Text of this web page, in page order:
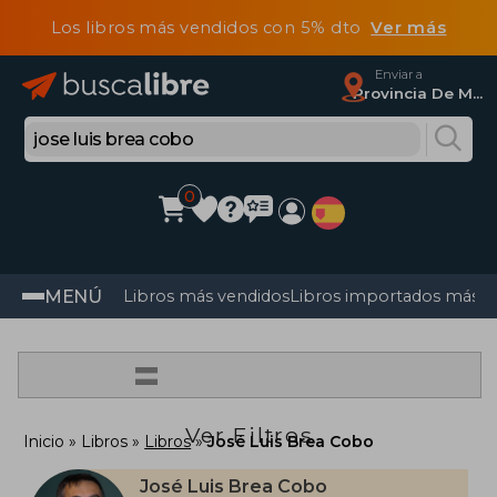
Los libros más vendidos con 5% dtoVer más
Enviar a
Provincia De Madrid
0
MENÚ Libros más vendidosLibros importados más
=
Ver Filtros
Inicio Libros Libros José Luis Brea Cobo
José Luis Brea Cobo